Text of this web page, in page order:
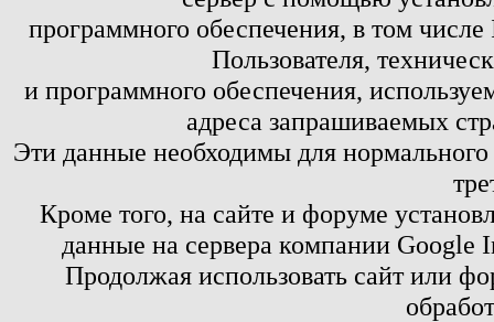
программного обеспечения, в том
Пользователя,
и программного обеспечения,
адреса запрашиваемых
Эти данные необходимы для
Кроме того, на сайте и форуме
данные на сервера компании
Продолжая использовать сайт или